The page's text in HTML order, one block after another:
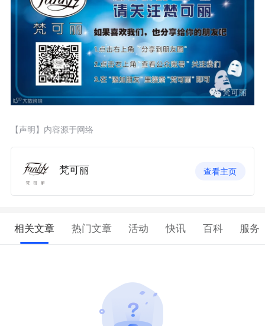
【声明】内容源于网络
梵可丽 查看主页
相关文章 热门文章 活动 快讯 百科 服务